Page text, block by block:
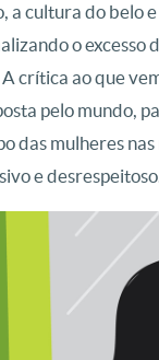
a cultura do belo
o excesso
A crítica ao que
pelo mundo,
das mulheres
e